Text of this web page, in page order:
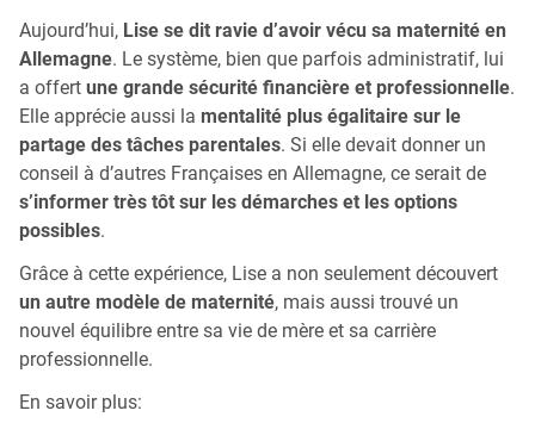
Aujourd’hui, Lise se dit ravie d’avoir vécu sa maternité en
Allemagne. Le système, bien que parfois administratif, lui
a offert une grande sécurité financière et professionnelle.
Elle apprécie aussi la mentalité plus égalitaire sur le
partage des tâches parentales. Si elle devait donner un
conseil à d’autres Françaises en Allemagne, ce serait de
s’informer très tôt sur les démarches et les options
possibles.
Grâce à cette expérience, Lise a non seulement découvert
un autre modèle de maternité, mais aussi trouvé un
nouvel équilibre entre sa vie de mère et sa carrière
professionnelle.
En savoir plus: